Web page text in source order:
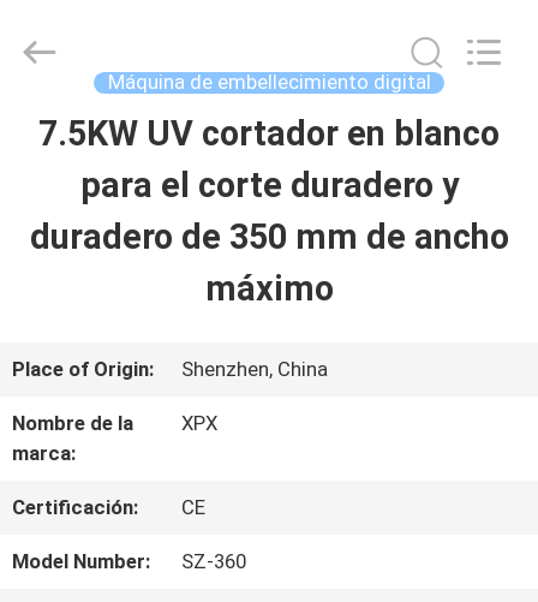
EN
CASA
LOS
VÍDEOS
ESPECTÁCULO
VR
XPX
Máquina de embellecimiento digital
7.5KW UV cortador en blanco
para el corte duradero y
duradero de 350 mm de ancho
máximo
Place of Origin: Shenzhen, China
Nombre de la
marca:
XPX
Certificación: CE
Model Number: SZ-360